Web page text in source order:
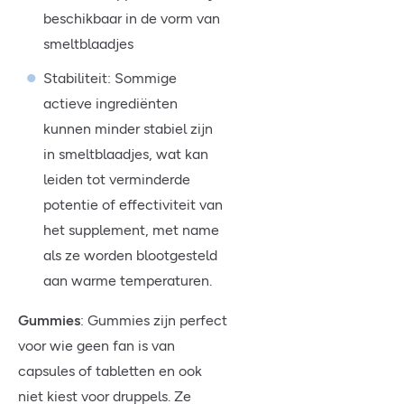
beschikbaar in de vorm van
smeltblaadjes
Stabiliteit: Sommige
actieve ingrediënten
kunnen minder stabiel zijn
in smeltblaadjes, wat kan
leiden tot verminderde
potentie of effectiviteit van
het supplement, met name
als ze worden blootgesteld
aan warme temperaturen.
Gummies: Gummies zijn perfect
voor wie geen fan is van
capsules of tabletten en ook
niet kiest voor druppels. Ze